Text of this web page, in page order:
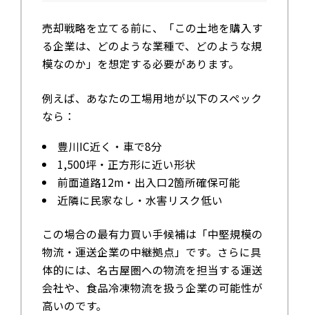
売却戦略を立てる前に、「この土地を購入す
る企業は、どのような業種で、どのような規
模なのか」を想定する必要があります。
例えば、あなたの工場用地が以下のスペック
なら：
豊川IC近く・車で8分
1,500坪・正方形に近い形状
前面道路12m・出入口2箇所確保可能
近隣に民家なし・水害リスク低い
この場合の最有力買い手候補は「中堅規模の
物流・運送企業の中継拠点」です。さらに具
体的には、名古屋圏への物流を担当する運送
会社や、食品冷凍物流を扱う企業の可能性が
高いのです。